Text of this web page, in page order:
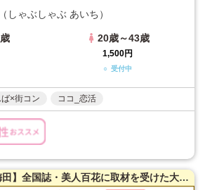
（しゃぶしゃぶ あいち）
20歳～43歳
1,500円
○ 受付中
×街コン ココ_恋活
【25～43歳限定】【梅田】全国誌・美人百花に取材を受けた大阪で一番出会える街コン♪満腹保証☆【当たる！と有名な女性占い師によるオラクルカード占い】を体験できます！【たっぷりお肉】室内バーベキュー街コン♪【充実お料理＆飲み放題付】超オシャレ隠れ家ダイニング貸切☆同世代で楽しむ♪席替えあり！